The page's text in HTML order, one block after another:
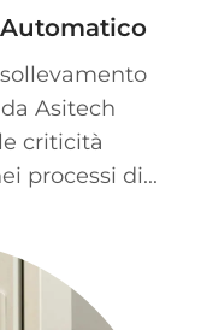
Asitech
criticità
processi di...